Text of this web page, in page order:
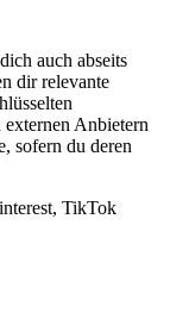
auch abseits
dir relevante
Anbietern
sofern du deren
TikTok